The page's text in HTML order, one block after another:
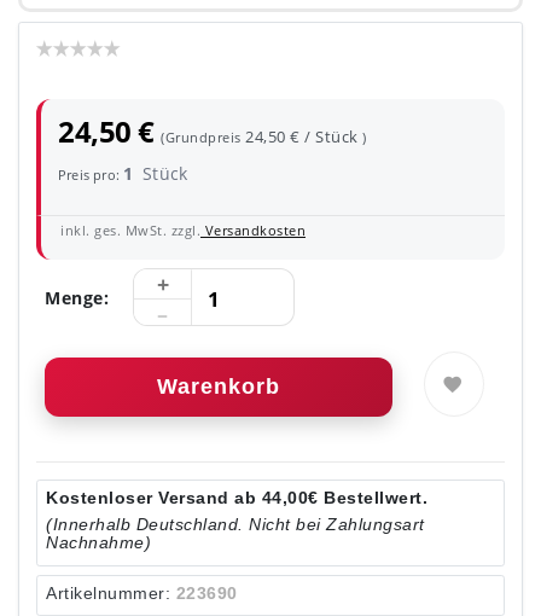
24,50 €(Grundpreis24,50 € / Stück)
Preis pro: 1 Stück
inkl. ges. MwSt. zzgl. Versandkosten
Menge:
Warenkorb
Kostenloser Versand ab 44,00€ Bestellwert.
(Innerhalb Deutschland. Nicht bei Zahlungsart
Nachnahme)
Artikelnummer: 223690